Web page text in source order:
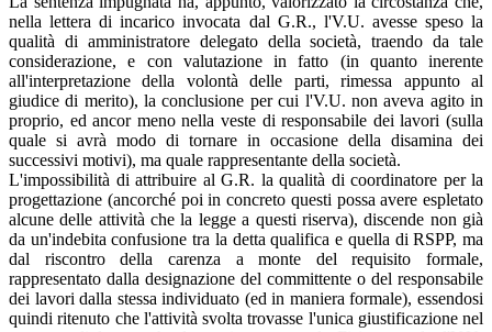
nella lettera di incarico invocata dal G.R., l'V.U. avesse speso la
qualità di amministratore delegato della società, traendo da tale
considerazione, e con valutazione in fatto (in quanto inerente
all'interpretazione della volontà delle parti, rimessa appunto al
giudice di merito), la conclusione per cui l'V.U. non aveva agito in
proprio, ed ancor meno nella veste di responsabile dei lavori (sulla
quale si avrà modo di tornare in occasione della disamina dei
successivi motivi), ma quale rappresentante della società.
L'impossibilità di attribuire al G.R. la qualità di coordinatore per la
progettazione (ancorché poi in concreto questi possa avere espletato
alcune delle attività che la legge a questi riserva), discende non già
da un'indebita confusione tra la detta qualifica e quella di RSPP, ma
dal riscontro della carenza a monte del requisito formale,
rappresentato dalla designazione del committente o del responsabile
dei lavori dalla stessa individuato (ed in maniera formale), essendosi
quindi ritenuto che l'attività svolta trovasse l'unica giustificazione nel